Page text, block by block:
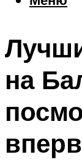
Что
Меню
на